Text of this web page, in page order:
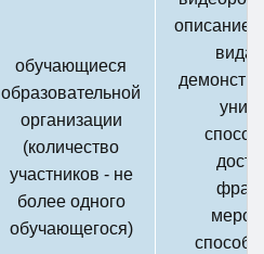
обучающиеся
образовательной
организации
(количество
участников - не
более одного
обучающегося)
вида